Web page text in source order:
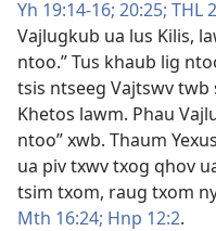
Yh 19:14-16; 20:25; THL
Vajlugkub ua lus Kilis,
ntoo.” Tus khaub lig
tsis ntseeg Vajtswv
Khetos lawm. Phau
ntoo” xwb. Thaum
ua piv txwv txog qhov
tsim txom, raug txom
Mth 16:24; Hnp 12:2.